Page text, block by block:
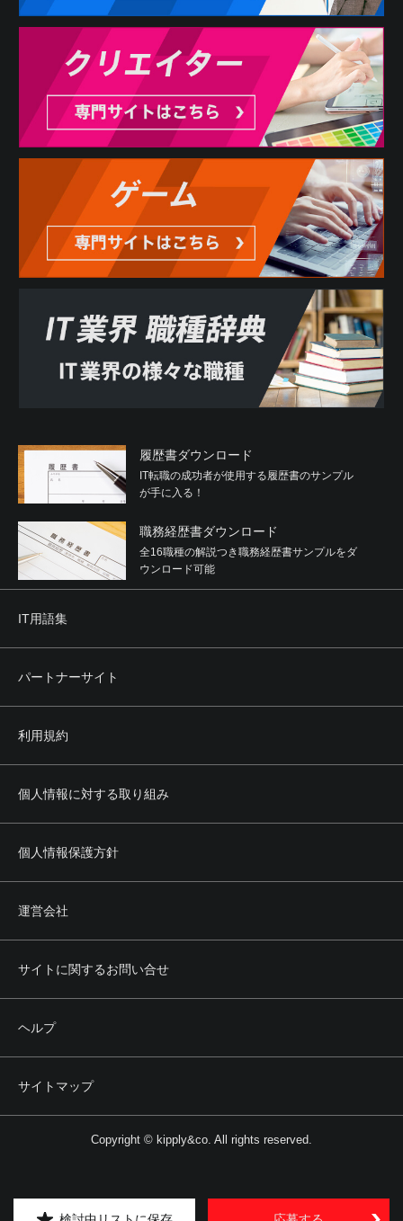
履歴書ダウンロード
IT転職の成功者が使用する履歴書のサンプル
が手に入る！
職務経歴書ダウンロード
全16職種の解説つき職務経歴書サンプルをダ
ウンロード可能
IT用語集
パートナーサイト
利用規約
個人情報に対する取り組み
個人情報保護方針
運営会社
サイトに関するお問い合せ
ヘルプ
サイトマップ
Copyright © kipply&co. All rights reserved.